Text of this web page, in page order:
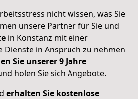
nicht wissen, was Sie
unsere Partner für Sie und
in Konstanz mit einer
Dienste in Anspruch zu nehmen
Sie unserer 9 Jahre
holen Sie sich Angebote.
erhalten Sie kostenlose